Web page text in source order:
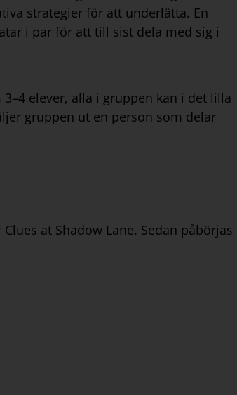
strategier för att underlätta. En
i par för att till sist dela med sig i
elever, alla i gruppen kan i det lilla
gruppen ut en person som delar
at Shadow Lane. Sedan påbörjas